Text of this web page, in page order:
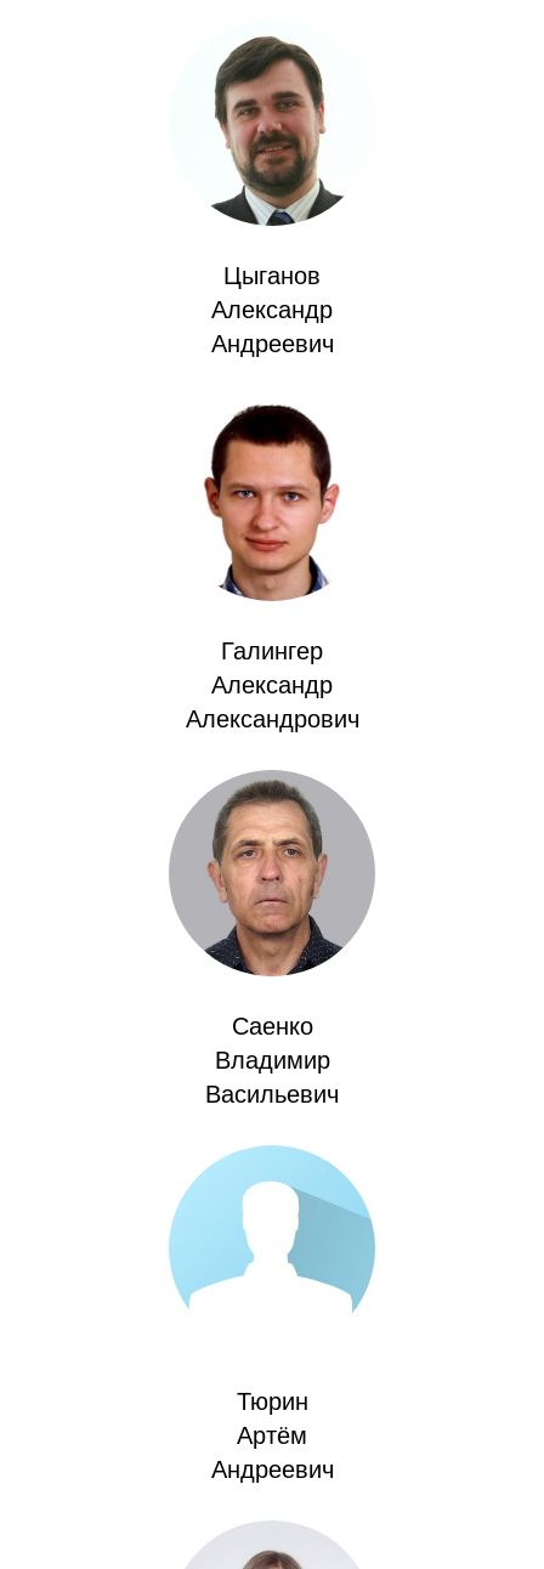
Аспирантура
Об аспирантуре
Поступление
Нормативные документы
Материалы
Конкурсы и вакансии
Цыганов
Александр
Андреевич
Галингер
Александр
Александрович
Саенко
Владимир
Васильевич
Тюрин
Артём
Андреевич